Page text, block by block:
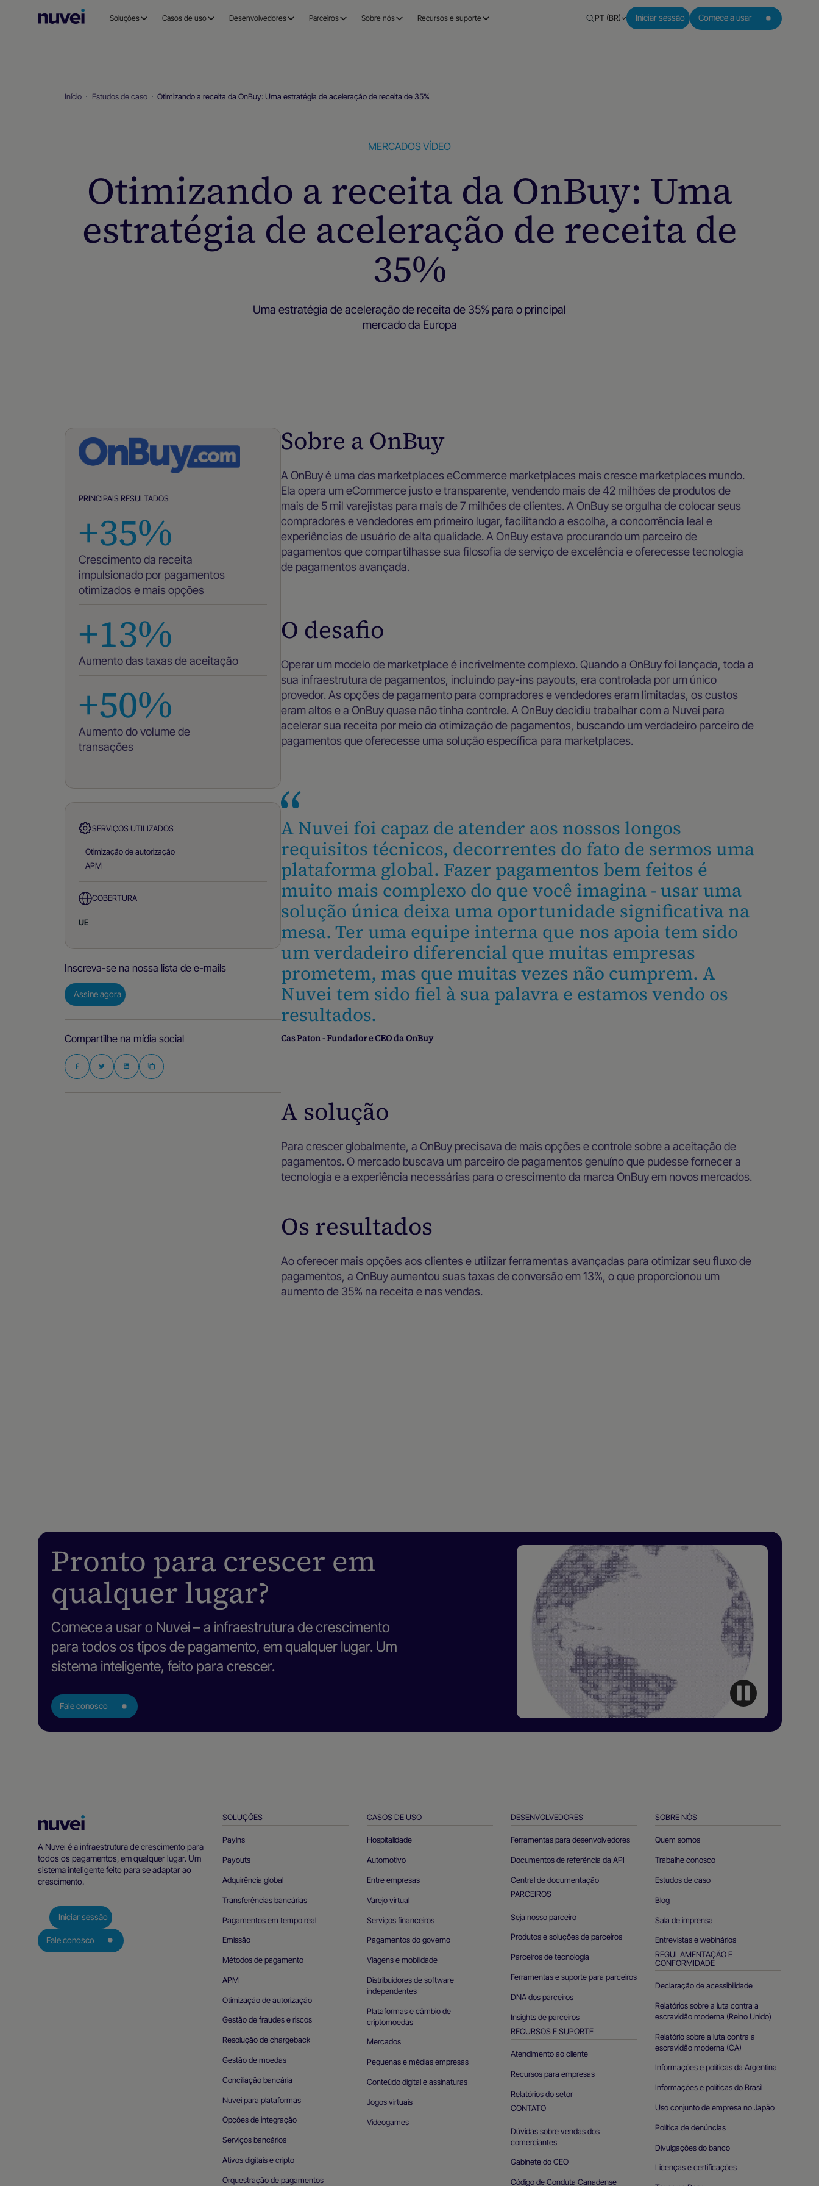
PáginaSoluções Casos de uso Desenvolvedores Parceiros Sobre nós Recursos e suporte PT (BR) Iniciar sessão Comece a usar
Início Estudos de caso Otimizando a receita da OnBuy: Uma estratégia de aceleração de receita de 35%
MERCADOSVÍDEO
Otimizando a receita da OnBuy: Uma
estratégia de aceleração de receita de
35%
Uma estratégia de aceleração de receita de 35% para o principal
mercado da Europa
PRINCIPAIS RESULTADOS
+35%
Crescimento da receita
impulsionado por pagamentos
otimizados e mais opções
+13%
Aumento das taxas de aceitação
+50%
Aumento do volume de
transações
SERVIÇOS UTILIZADOS
Otimização de autorização
APM
COBERTURA
UE
Inscreva-se na nossa lista de e-mails
Assine agora
Compartilhe na mídia social
Sobre a OnBuy
A OnBuy é uma das marketplaces eCommerce marketplaces mais cresce marketplaces mundo.
Ela opera um eCommerce justo e transparente, vendendo mais de 42 milhões de produtos de
mais de 5 mil varejistas para mais de 7 milhões de clientes. A OnBuy se orgulha de colocar seus
compradores e vendedores em primeiro lugar, facilitando a escolha, a concorrência leal e
experiências de usuário de alta qualidade. A OnBuy estava procurando um parceiro de
pagamentos que compartilhasse sua filosofia de serviço de excelência e oferecesse tecnologia
de pagamentos avançada.
O desafio
Operar um modelo de marketplace é incrivelmente complexo. Quando a OnBuy foi lançada, toda a
sua infraestrutura de pagamentos, incluindo pay-ins payouts, era controlada por um único
provedor. As opções de pagamento para compradores e vendedores eram limitadas, os custos
eram altos e a OnBuy quase não tinha controle. A OnBuy decidiu trabalhar com a Nuvei para
acelerar sua receita por meio da otimização de pagamentos, buscando um verdadeiro parceiro de
pagamentos que oferecesse uma solução específica para marketplaces.
A Nuvei foi capaz de atender aos nossos longos
requisitos técnicos, decorrentes do fato de sermos uma
plataforma global. Fazer pagamentos bem feitos é
muito mais complexo do que você imagina - usar uma
solução única deixa uma oportunidade significativa na
mesa. Ter uma equipe interna que nos apoia tem sido
um verdadeiro diferencial que muitas empresas
prometem, mas que muitas vezes não cumprem. A
Nuvei tem sido fiel à sua palavra e estamos vendo os
resultados.
Cas Paton - Fundador e CEO da OnBuy
A solução
Para crescer globalmente, a OnBuy precisava de mais opções e controle sobre a aceitação de
pagamentos. O mercado buscava um parceiro de pagamentos genuíno que pudesse fornecer a
tecnologia e a experiência necessárias para o crescimento da marca OnBuy em novos mercados.
Os resultados
Ao oferecer mais opções aos clientes e utilizar ferramentas avançadas para otimizar seu fluxo de
pagamentos, a OnBuy aumentou suas taxas de conversão em 13%, o que proporcionou um
aumento de 35% na receita e nas vendas.
Pronto para crescer em
qualquer lugar?
Comece a usar o Nuvei – a infraestrutura de crescimento
para todos os tipos de pagamento, em qualquer lugar. Um
sistema inteligente, feito para crescer.
Fale conosco
Página
da
Nuvei
A Nuvei é a infraestrutura de crescimento para
todos os pagamentos, em qualquer lugar. Um
sistema inteligente feito para se adaptar ao
crescimento.
Iniciar sessão
Fale conosco
SOLUÇÕES
Payins
Payouts
Adquirência global
Transferências bancárias
Pagamentos em tempo real
Emissão
Métodos de pagamento
APM
Otimização de autorização
Gestão de fraudes e riscos
Resolução de chargeback
Gestão de moedas
Conciliação bancária
Nuvei para plataformas
Opções de integração
Serviços bancários
Ativos digitais e cripto
Orquestração de pagamentos
CASOS DE USO
Hospitalidade
Automotivo
Entre empresas
Varejo virtual
Serviços financeiros
Pagamentos do governo
Viagens e mobilidade
Distribuidores de software
independentes
Plataformas e câmbio de
criptomoedas
Mercados
Pequenas e médias empresas
Conteúdo digital e assinaturas
Jogos virtuais
Videogames
DESENVOLVEDORES
Ferramentas para desenvolvedores
Documentos de referência da API
Central de documentação
PARCEIROS
Seja nosso parceiro
Produtos e soluções de parceiros
Parceiros de tecnologia
Ferramentas e suporte para parceiros
DNA dos parceiros
Insights de parceiros
RECURSOS E SUPORTE
Atendimento ao cliente
Recursos para empresas
Relatórios do setor
CONTATO
Dúvidas sobre vendas dos
comerciantes
Gabinete do CEO
Código de Conduta Canadense
SOBRE NÓS
Quem somos
Trabalhe conosco
Estudos de caso
Blog
Sala de imprensa
Entrevistas e webinários
REGULAMENTAÇÃO E
CONFORMIDADE
Declaração de acessibilidade
Relatórios sobre a luta contra a
escravidão moderna (Reino Unido)
Relatório sobre a luta contra a
escravidão moderna (CA)
Informações e políticas da Argentina
Informações e políticas do Brasil
Uso conjunto de empresa no Japão
Política de denúncias
Divulgações do banco
Licenças e certificações